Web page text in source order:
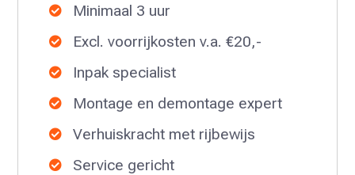
 Minimaal 3 uur
 Excl. voorrijkosten v.a. €20,-
 Inpak specialist
 Montage en demontage expert
 Verhuiskracht met rijbewijs
 Service gericht